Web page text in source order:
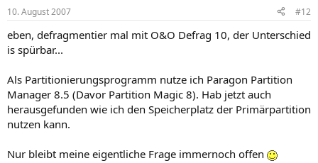
10. August 2007 #12
eben, defragmentier mal mit O&O Defrag 10, der Unterschied
is spürbar...
Als Partitionierungsprogramm nutze ich Paragon Partition
Manager 8.5 (Davor Partition Magic 8). Hab jetzt auch
herausgefunden wie ich den Speicherplatz der Primärpartition
nutzen kann.
Nur bleibt meine eigentliche Frage immernoch offen